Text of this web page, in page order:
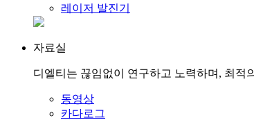
레이저 발진기
자료실
디엘티는 끊임없이 연구하고 노력하며, 최적
동영상
카다로그